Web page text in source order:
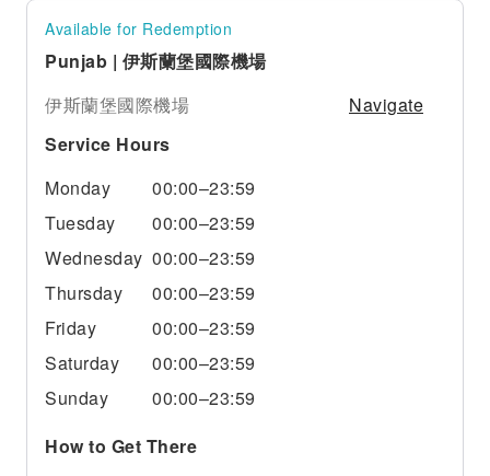
Available for Redemption
Punjab | 伊斯蘭堡國際機場
伊斯蘭堡國際機場
Navigate
Service Hours
Monday
00:00–23:59
Tuesday
00:00–23:59
Wednesday 00:00–23:59
Thursday
00:00–23:59
Friday
00:00–23:59
Saturday
00:00–23:59
Sunday
00:00–23:59
How to Get There